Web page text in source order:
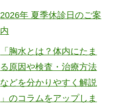
2026年 夏季休診日のご案
内
「胸水とは？体内にたま
る原因や検査・治療方法
などを分かりやすく解説
」のコラムをアップしま